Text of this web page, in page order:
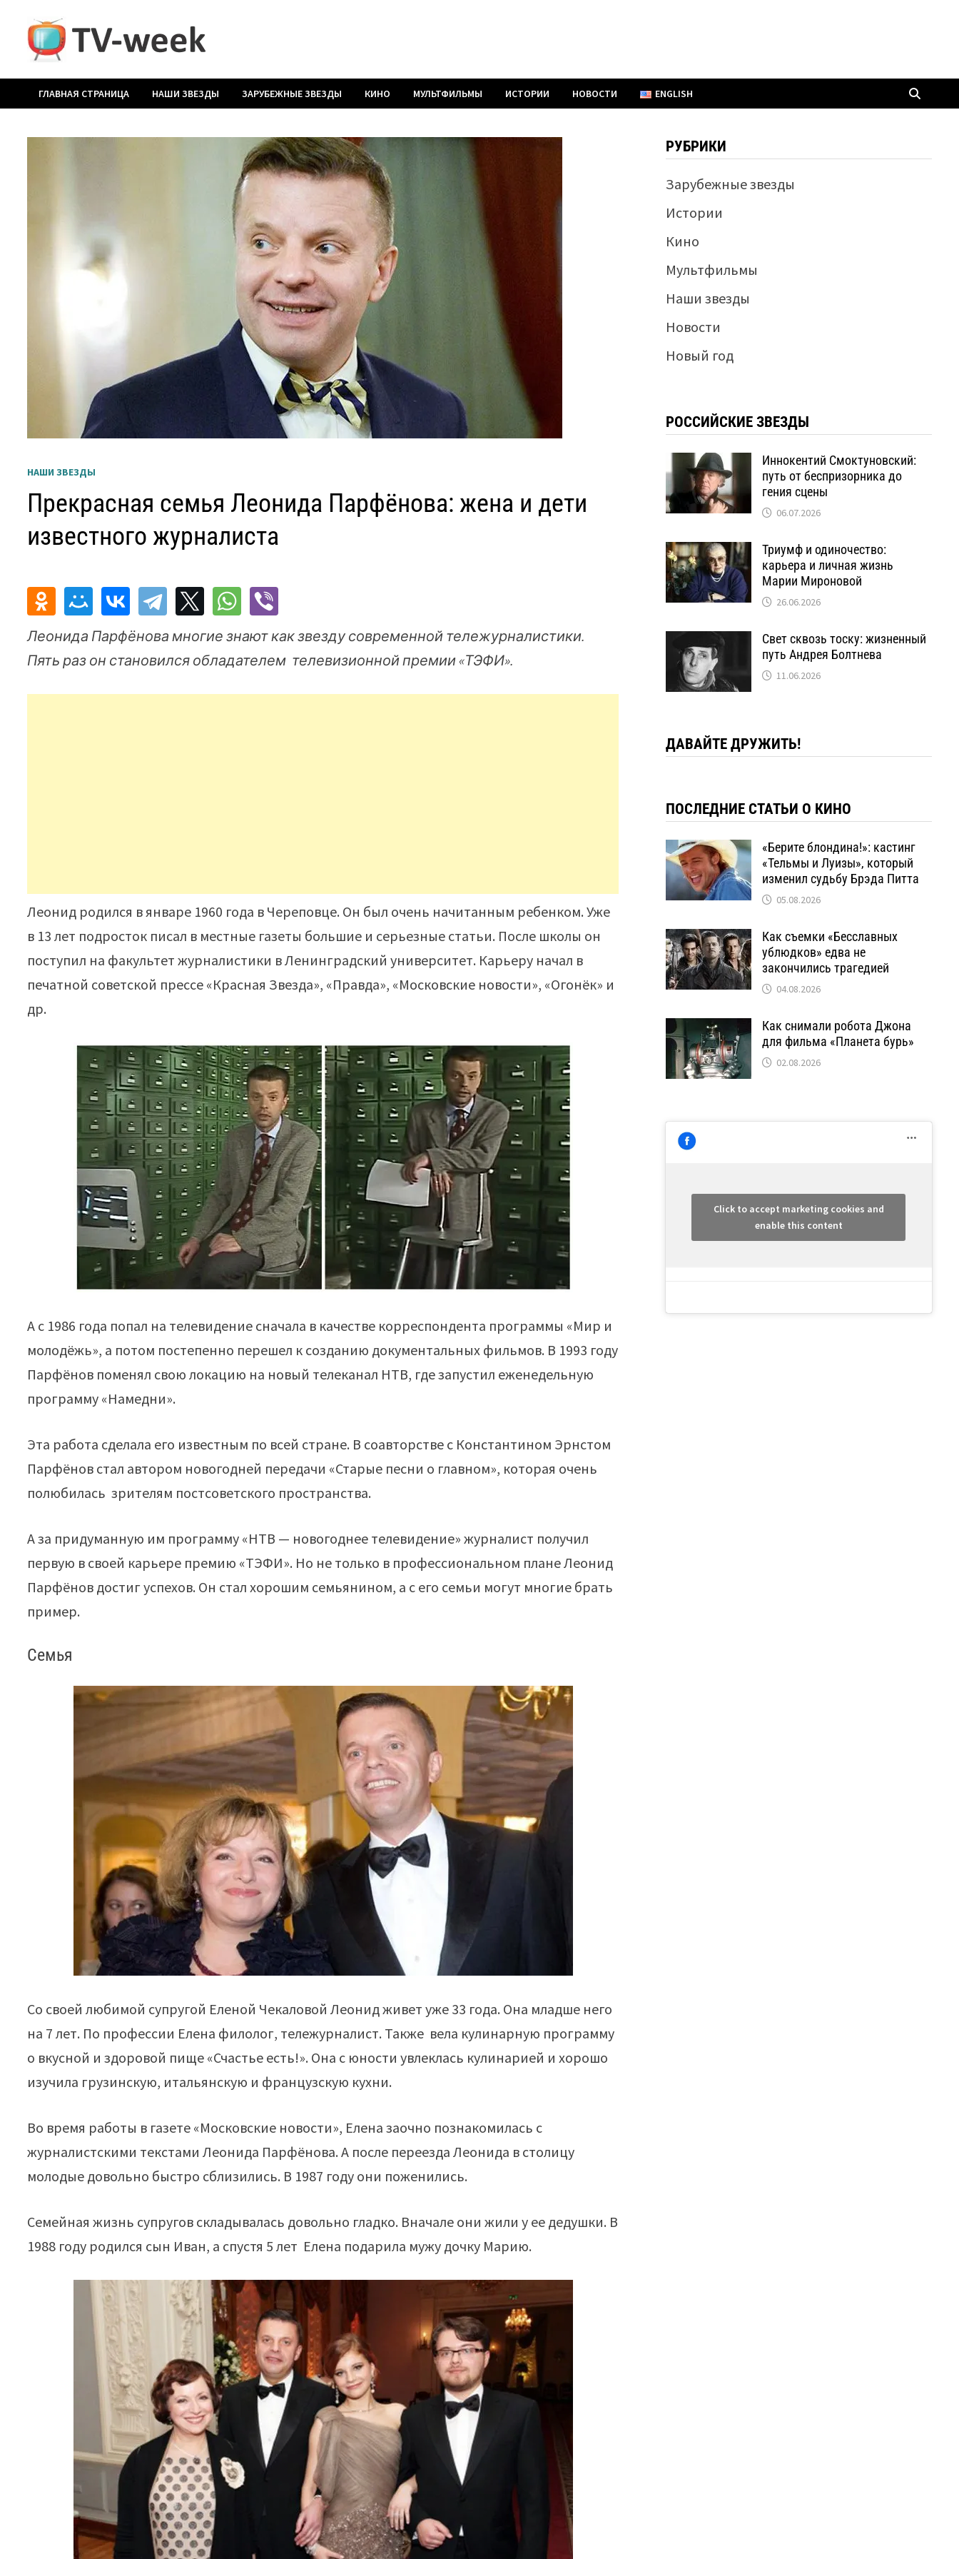
содержимому
ГЛАВНАЯ СТРАНИЦА НАШИ ЗВЕЗДЫ ЗАРУБЕЖНЫЕ ЗВЕЗДЫ КИНО МУЛЬТФИЛЬМЫ ИСТОРИИ НОВОСТИ ENGLISH
НАШИ ЗВЕЗДЫ
Прекрасная семья Леонида Парфёнова: жена и дети
известного журналиста
Леонида Парфёнова многие знают как звезду современной тележурналистики.
Пять раз он становился обладателем телевизионной премии «ТЭФИ».
Леонид родился в январе 1960 года в Череповце. Он был очень начитанным ребенком. Уже
в 13 лет подросток писал в местные газеты большие и серьезные статьи. После школы он
поступил на факультет журналистики в Ленинградский университет. Карьеру начал в
печатной советской прессе «Красная Звезда», «Правда», «Московские новости», «Огонёк» и
др.
А с 1986 года попал на телевидение сначала в качестве корреспондента программы «Мир и
молодёжь», а потом постепенно перешел к созданию документальных фильмов. В 1993 году
Парфёнов поменял свою локацию на новый телеканал НТВ, где запустил еженедельную
программу «Намедни».
Эта работа сделала его известным по всей стране. В соавторстве с Константином Эрнстом
Парфёнов стал автором новогодней передачи «Старые песни о главном», которая очень
полюбилась зрителям постсоветского пространства.
А за придуманную им программу «НТВ — новогоднее телевидение» журналист получил
первую в своей карьере премию «ТЭФИ». Но не только в профессиональном плане Леонид
Парфёнов достиг успехов. Он стал хорошим семьянином, а с его семьи могут многие брать
пример.
Семья
Со своей любимой супругой Еленой Чекаловой Леонид живет уже 33 года. Она младше него
на 7 лет. По профессии Елена филолог, тележурналист. Также вела кулинарную программу
о вкусной и здоровой пище «Счастье есть!». Она с юности увлеклась кулинарией и хорошо
изучила грузинскую, итальянскую и французскую кухни.
Во время работы в газете «Московские новости», Елена заочно познакомилась с
журналистскими текстами Леонида Парфёнова. А после переезда Леонида в столицу
молодые довольно быстро сблизились. В 1987 году они поженились.
Семейная жизнь супругов складывалась довольно гладко. Вначале они жили у ее дедушки. В
1988 году родился сын Иван, а спустя 5 лет Елена подарила мужу дочку Марию.
РУБРИКИ
Зарубежные звезды
Истории
Кино
Мультфильмы
Наши звезды
Новости
Новый год
РОССИЙСКИЕ ЗВЕЗДЫ
Иннокентий Смоктуновский:
путь от беспризорника до
гения сцены
06.07.2026
Триумф и одиночество:
карьера и личная жизнь
Марии Мироновой
26.06.2026
Свет сквозь тоску: жизненный
путь Андрея Болтнева
11.06.2026
ДАВАЙТЕ ДРУЖИТЬ!
ПОСЛЕДНИЕ СТАТЬИ О КИНО
«Берите блондина!»: кастинг
«Тельмы и Луизы», который
изменил судьбу Брэда Питта
05.08.2026
Как съемки «Бесславных
ублюдков» едва не
закончились трагедией
04.08.2026
Как снимали робота Джона
для фильма «Планета бурь»
02.08.2026
Click to accept marketing cookies and
enable this content